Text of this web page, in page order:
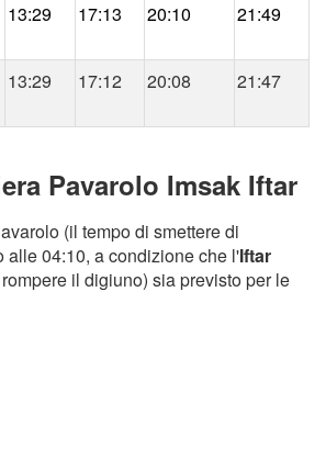
13:29 17:13 20:10 21:49
13:29 17:12 20:08 21:47
Pavarolo Imsak Iftar
(il tempo di smettere di
alle 04:10, a condizione che l'Iftar
il digiuno) sia previsto per le